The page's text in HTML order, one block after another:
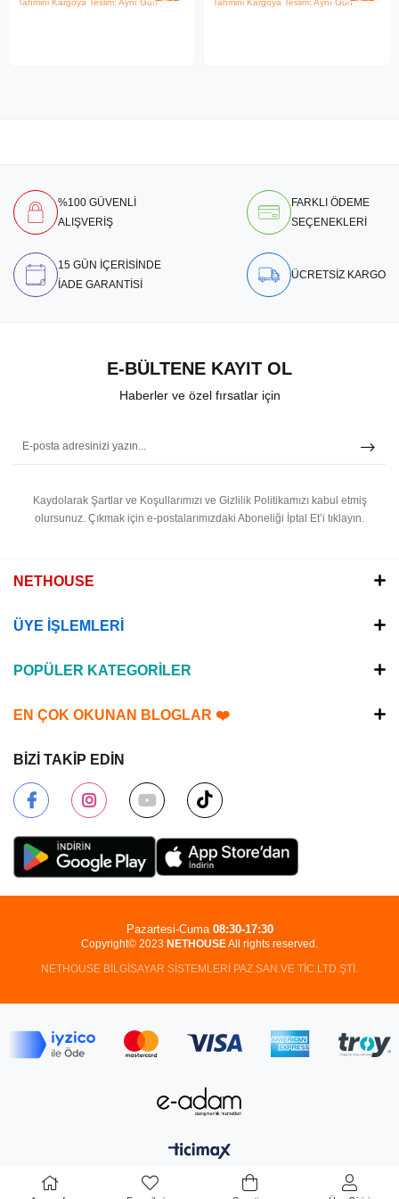
Tahmini Kargoya Teslim: Aynı Gün Tahmini Kargoya Teslim: Aynı Gün
%100 GÜVENLİ
ALIŞVERİŞ
FARKLI ÖDEME
SEÇENEKLERİ
15 GÜN İÇERİSİNDE
İADE GARANTİSİ
ÜCRETSİZ KARGO
E-BÜLTENE KAYIT OL
Haberler ve özel fırsatlar için
Kaydolarak Şartlar ve Koşullarımızı ve Gizlilik Politikamızı kabul etmiş
olursunuz. Çıkmak için e-postalarımızdaki Aboneliği İptal Et’i tıklayın.
NETHOUSE
ÜYE İŞLEMLERİ
POPÜLER KATEGORİLER
EN ÇOK OKUNAN BLOGLAR ❤️
BİZİ TAKİP EDİN
Copyright© 2023 NETHOUSEAll rights reserved.
NETHOUSE BİLGİSAYAR SİSTEMLERİ PAZ.SAN.VE TİC.LTD.ŞTİ.
Pazartesi-Cuma 08:30-17:30